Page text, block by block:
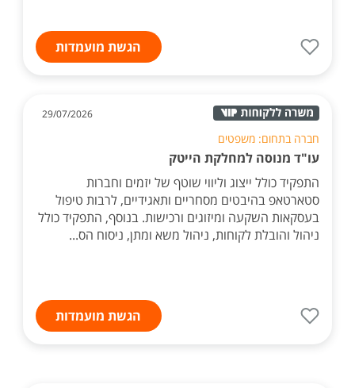
הגשת מועמדות
29/07/2026
חברה בתחום: משפטים
עו"ד מנוסה למחלקת הייטק
התפקיד כולל ייצוג וליווי שוטף של יזמים וחברות
סטארטאפ בהיבטים מסחריים ותאגידיים, לרבות טיפול
בעסקאות השקעה ומיזוגים ורכישות. בנוסף, התפקיד כולל
ניהול והובלת לקוחות, ניהול משא ומתן, ניסוח הס...
הגשת מועמדות